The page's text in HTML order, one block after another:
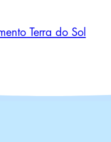
Terra do Sol